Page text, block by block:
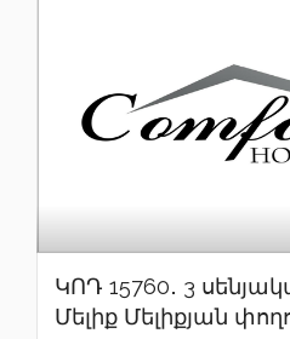
ԿՈԴ 15760․ 3
Մելիք Մելիքյան